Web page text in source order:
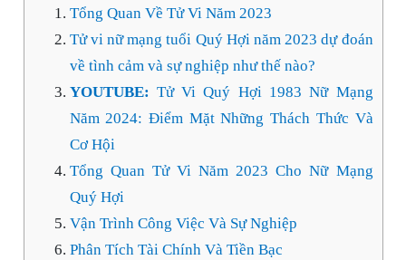
Tổng Quan Về Tử Vi Năm 2023
Tử vi nữ mạng tuổi Quý Hợi năm 2023 dự đoán
về tình cảm và sự nghiệp như thế nào?
YOUTUBE: Tử Vi Quý Hợi 1983 Nữ Mạng
Năm 2024: Điểm Mặt Những Thách Thức Và
Cơ Hội
Tổng Quan Tử Vi Năm 2023 Cho Nữ Mạng
Quý Hợi
Vận Trình Công Việc Và Sự Nghiệp
Phân Tích Tài Chính Và Tiền Bạc